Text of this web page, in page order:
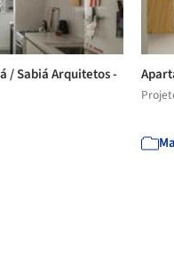
/ Sabiá Arquitetos -